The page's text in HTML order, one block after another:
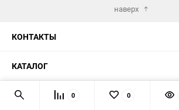
наверх
КОНТАКТЫ
КАТАЛОГ
ИНФОРМАЦИЯ 0 0